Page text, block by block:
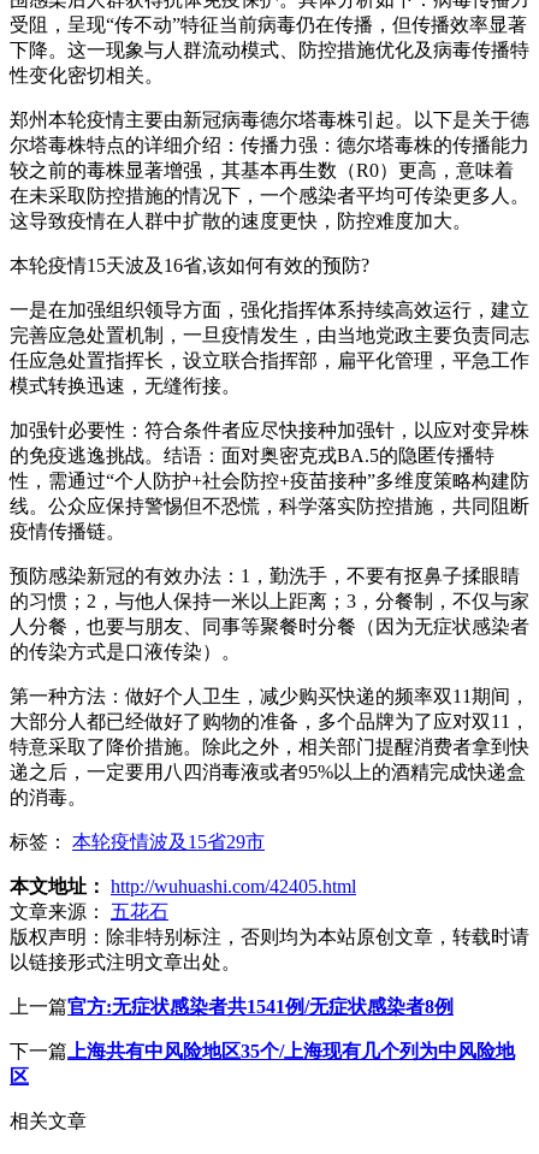
受阻，呈现“传不动”特征当前病毒仍在传播，但传播效率显著
下降。这一现象与人群流动模式、防控措施优化及病毒传播特
性变化密切相关。
郑州本轮疫情主要由新冠病毒德尔塔毒株引起。以下是关于德
尔塔毒株特点的详细介绍：传播力强：德尔塔毒株的传播能力
较之前的毒株显著增强，其基本再生数（R0）更高，意味着
在未采取防控措施的情况下，一个感染者平均可传染更多人。
这导致疫情在人群中扩散的速度更快，防控难度加大。
本轮疫情15天波及16省,该如何有效的预防?
一是在加强组织领导方面，强化指挥体系持续高效运行，建立
完善应急处置机制，一旦疫情发生，由当地党政主要负责同志
任应急处置指挥长，设立联合指挥部，扁平化管理，平急工作
模式转换迅速，无缝衔接。
加强针必要性：符合条件者应尽快接种加强针，以应对变异株
的免疫逃逸挑战。结语：面对奥密克戎BA.5的隐匿传播特
性，需通过“个人防护+社会防控+疫苗接种”多维度策略构建防
线。公众应保持警惕但不恐慌，科学落实防控措施，共同阻断
疫情传播链。
预防感染新冠的有效办法：1，勤洗手，不要有抠鼻子揉眼睛
的习惯；2，与他人保持一米以上距离；3，分餐制，不仅与家
人分餐，也要与朋友、同事等聚餐时分餐（因为无症状感染者
的传染方式是口液传染）。
第一种方法：做好个人卫生，减少购买快递的频率双11期间，
大部分人都已经做好了购物的准备，多个品牌为了应对双11，
特意采取了降价措施。除此之外，相关部门提醒消费者拿到快
递之后，一定要用八四消毒液或者95%以上的酒精完成快递盒
的消毒。
标签： 本轮疫情波及15省29市
本文地址： http://wuhuashi.com/42405.html
文章来源：
五花石
版权声明： 除非特别标注，否则均为本站原创文章，转载时请
以链接形式注明文章出处。
上一篇官方:无症状感染者共1541例/无症状感染者8例
下一篇 上海共有中风险地区35个/上海现有几个列为中风险地
区
相关文章